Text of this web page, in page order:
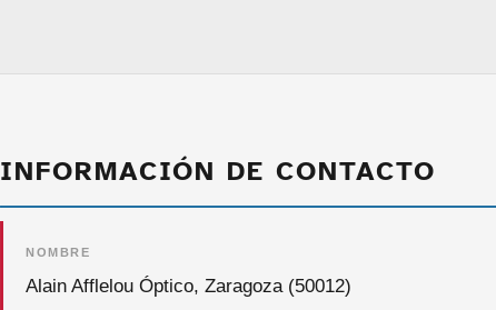
INFORMACIÓN DE CONTACTO
NOMBRE
Alain Afflelou Óptico, Zaragoza (50012)